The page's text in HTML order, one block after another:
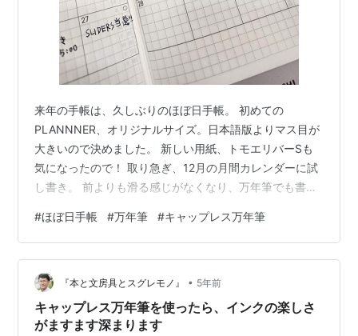
来年の手帳は、久しぶりのほぼ日手帳。 初めての
PLANNNER、オリジナルサイズ。日本語版よりマス目が
大きいので決めました。 新しい用紙、トモエリバーSも
気になったので！ 取り急ぎ、12月の月間カレンダーに試
し書き。 前よりも滑る感じがなくなり、万年筆でも書き
っと小さく感じるけどどうかなー。使うのが楽しみで
す。 NEWDAYSのスモークサーモンのサンドイッチ、パ
ンが！変わってる！！ こういう柔らかいパンも好きなの
でOKです。 しかし、ポテトサラダが挟まってるのが好み
じゃないのよね…。 ポテトサラダは大好きなのですが、
サンドイッチの具としては…
#ほぼ日手帳 #万年筆 #キャップレス万年筆
『本と文房具とスグレモノ』 • 5年前
キャップレス万年筆を使ったら、インクの楽しさ
がますます深まります